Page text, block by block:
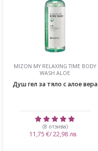
MIZON MY RELAXING TIME BODY
WASH ALOE
Душ гел за тяло с алое вера
(8 отзива)
11,75 €/ 22,98 лв.